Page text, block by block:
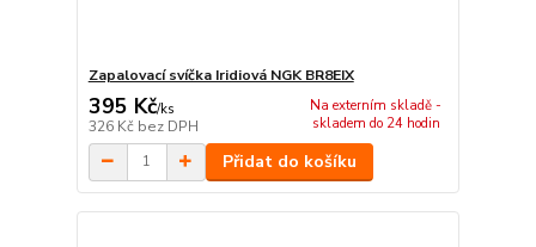
Zapalovací svíčka Iridiová NGK BR8EIX
395 Kč/ks
326 Kč bez DPH
Na externím skladě -
skladem do 24 hodin
Přidat do košíku